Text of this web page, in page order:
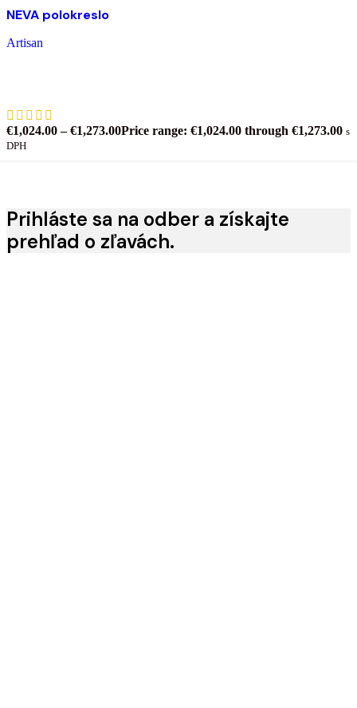
NEVA polokreslo
Artisan
€1,024.00 – €1,273.00Price range: €1,024.00 through €1,273.00 s
DPH
Prihláste sa na odber a získajte
prehľad o zľavách.